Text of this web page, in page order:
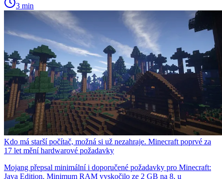
3 min
Kdo má starší počítač, možná si už nezahraje. Minecraft poprvé za
17 let mění hardwarové požadavky
Mojang přepsal minimální i doporučené požadavky pro Minecraft:
Java Edition. Minimum RAM vyskočilo ze 2 GB na 8, u